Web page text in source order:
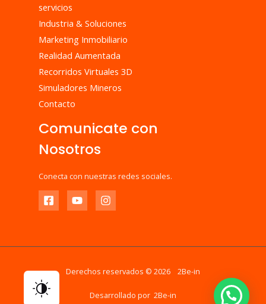
servicios
Industria & Soluciones
Marketing Inmobiliario
Realidad Aumentada
Recorridos Virtuales 3D
Simuladores Mineros
Contacto
Comunicate con
Nosotros
Conecta con nuestras redes sociales.
Derechos reservados © 2026 2Be-in
Desarrollado por 2Be-in